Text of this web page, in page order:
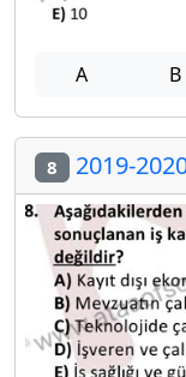
A B
8 2019-